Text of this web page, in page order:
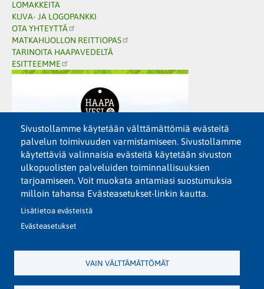
Sivustollamme käytetään välttämättömiä evästeitä
palvelun toimivuuden varmistamiseen. Sivustollamme
käytettäviä valinnaisia evästeitä käytetään sivuston
ulkopuolisten palveluiden toiminnallisuuksien
tarjoamiseen. Voit muokata antamiasi suostumuksia
milloin tahansa Evästeasetukset-linkin kautta.
Lisätietoa evästeistä
Evästeasetukset
VAIN VÄLTTÄMÄTTÖMÄT
LOMAKKEITA
KUVA- JA LOGOPANKKI
OTA YHTEYTTÄ
MATKAHUOLLON REITTIOPAS
TARINOITA HAAPAVEDELTÄ
ESITTEEMME